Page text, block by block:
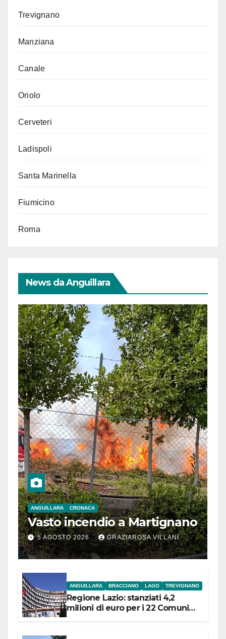
Trevignano
Manziana
Canale
Oriolo
Cerveteri
Ladispoli
Santa Marinella
Fiumicino
Roma
News da Anguillara
ANGUILLARA CRONACA
Vasto incendio a Martignano
5 AGOSTO 2026 GRAZIAROSA VILLANI
ANGUILLARA BRACCIANO LAGO TREVIGNANO
Regione Lazio: stanziati 4,2
milioni di euro per i 22 Comuni